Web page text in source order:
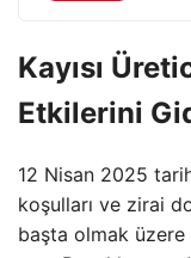
Kayısı
Etkilerini
12 Nisan 2025
koşulları ve zirai
başta olmak